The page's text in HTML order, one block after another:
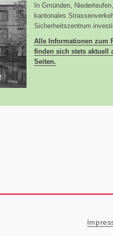
In Gmünden,
kantonales
Sicherheitszentrum
Alle Informationen zum
finden sich stets aktuell
Seiten.